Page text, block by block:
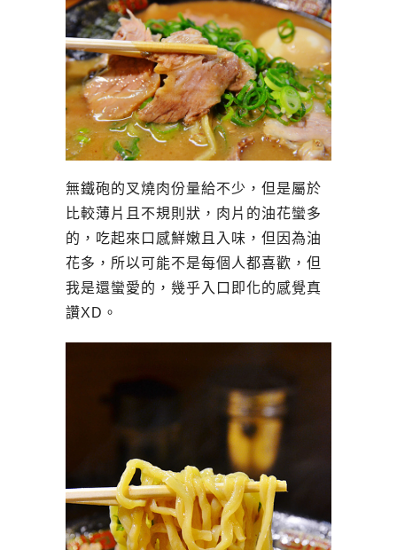
無鐵砲的叉燒肉份量給不少，但是屬於
比較薄片且不規則狀，肉片的油花蠻多
的，吃起來口感鮮嫩且入味，但因為油
花多，所以可能不是每個人都喜歡，但
我是還蠻愛的，幾乎入口即化的感覺真
讚XD。